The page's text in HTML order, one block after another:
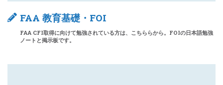
FAA 教育基礎・FOI
FAA CFI取得に向けて勉強されている方は、こちららから。FOIの日本語勉強
ノートと掲示板です。